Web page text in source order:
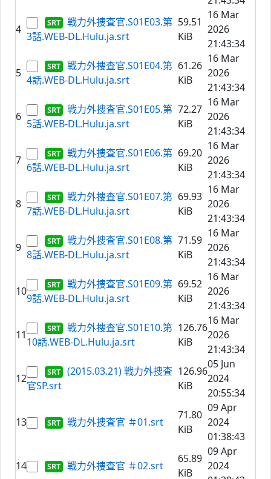
4
戦力外捜査官.S01E03.第
3話.WEB-DL.Hulu.ja.srt
59.51
KiB
16 Mar
2026
21:43:34
5
戦力外捜査官.S01E04.第
4話.WEB-DL.Hulu.ja.srt
61.26
KiB
16 Mar
2026
21:43:34
6
戦力外捜査官.S01E05.第
5話.WEB-DL.Hulu.ja.srt
72.27
KiB
16 Mar
2026
21:43:34
7
戦力外捜査官.S01E06.第
6話.WEB-DL.Hulu.ja.srt
69.20
KiB
16 Mar
2026
21:43:34
8
戦力外捜査官.S01E07.第
7話.WEB-DL.Hulu.ja.srt
69.93
KiB
16 Mar
2026
21:43:34
9
戦力外捜査官.S01E08.第
8話.WEB-DL.Hulu.ja.srt
71.59
KiB
16 Mar
2026
21:43:34
10
戦力外捜査官.S01E09.第
9話.WEB-DL.Hulu.ja.srt
69.52
KiB
16 Mar
2026
21:43:34
11
戦力外捜査官.S01E10.第
10話.WEB-DL.Hulu.ja.srt
126.76
KiB
16 Mar
2026
21:43:34
12
(2015.03.21) 戦力外捜査
官SP.srt
126.96
KiB
05 Jun
2024
20:55:34
13 戦力外捜査官 ＃01.srt
71.80
KiB
09 Apr
2024
01:38:43
14 戦力外捜査官 ＃02.srt
65.89
KiB
09 Apr
2024